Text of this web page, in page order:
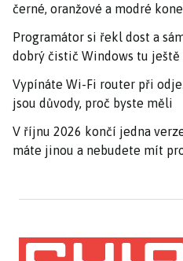
černé, oranžové a modré
Programátor si řekl dost a
dobrý čistič Windows tu ještě
Vypínáte Wi-Fi router při
jsou důvody, proč byste měli
V říjnu 2026 končí jedna
máte jinou a nebudete mít